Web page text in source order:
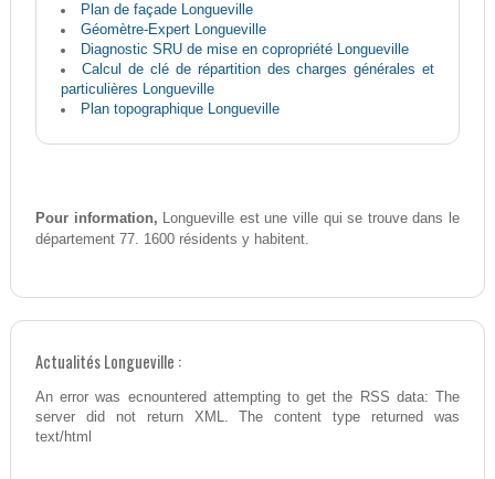
Plan de façade Longueville
Géomètre-Expert Longueville
Diagnostic SRU de mise en copropriété Longueville
Calcul de clé de répartition des charges générales et
particulières Longueville
Plan topographique Longueville
Pour information, Longueville est une ville qui se trouve dans le
département 77. 1600 résidents y habitent.
Actualités Longueville :
An error was ecnountered attempting to get the RSS data: The
server did not return XML. The content type returned was
text/html